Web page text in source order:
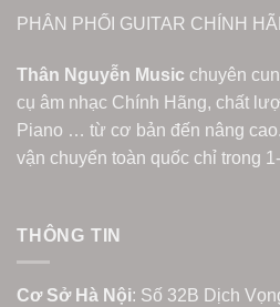
PHÂN PHỐI GUITAR CHÍNH
Thân Nguyễn Music chuyên
cụ âm nhạc Chính Hãng, chất
Piano … từ cơ bản đến nâng
vận chuyển toàn quốc chỉ trong
THÔNG TIN
Cơ Sở Hà Nội: Số 32B Dịch